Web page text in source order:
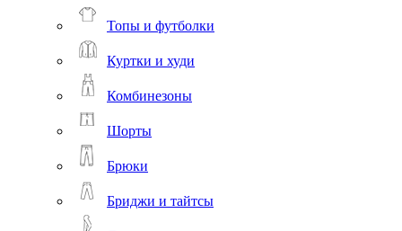
Топы и футболки
Куртки и худи
Комбинезоны
Шорты
Брюки
Бриджи и тайтсы